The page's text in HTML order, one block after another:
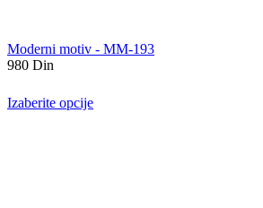
Moderni motiv - MM-193
980 Din
Izaberite opcije